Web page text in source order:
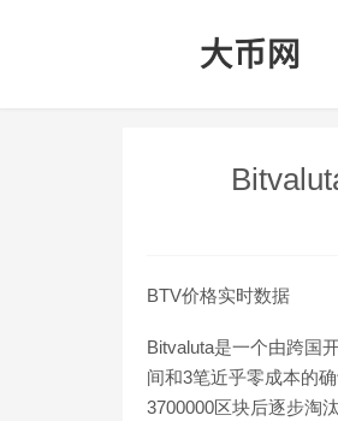
BTV价格实时数据
Bitvaluta是一个由跨国
间和3笔近乎零成本的
3700000区块后逐步淘